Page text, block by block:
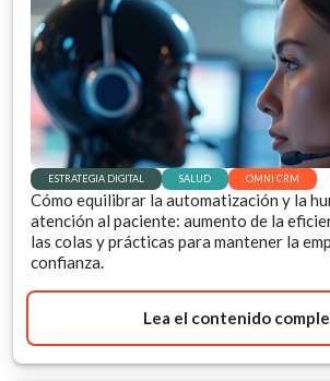
ESTRATEGIA DIGITAL SALUD OMNI CRM
Cómo equilibrar la automatización y la
atención al paciente: aumento de la
las colas y prácticas para mantener la
confianza.
Lea el contenido